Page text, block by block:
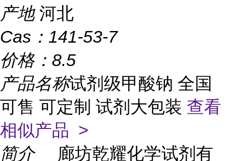
产地 河北
Cas： 141-53-7
价格： 8.5
产品名称试剂级甲酸钠 全国
可售 可定制 试剂大包装 查看
相似产品 >
简介
廊坊乾耀化学试剂有